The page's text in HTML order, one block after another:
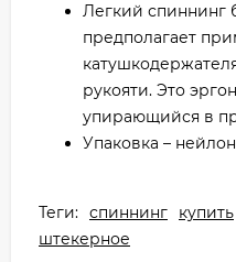
Легкий спиннинг
предполагает
рукояти. Это
упирающийся в
Упаковка –
Теги: спиннинг купить
штекерное